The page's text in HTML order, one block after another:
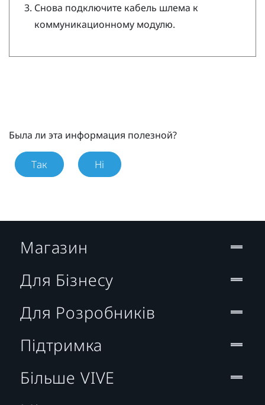
Снова подключите кабель шлема к
коммуникационному модулю.
Была ли эта информация полезной?
Так Ні
Магазин
Для Бізнесу
Для Розробників
Підтримка
Більше VIVE